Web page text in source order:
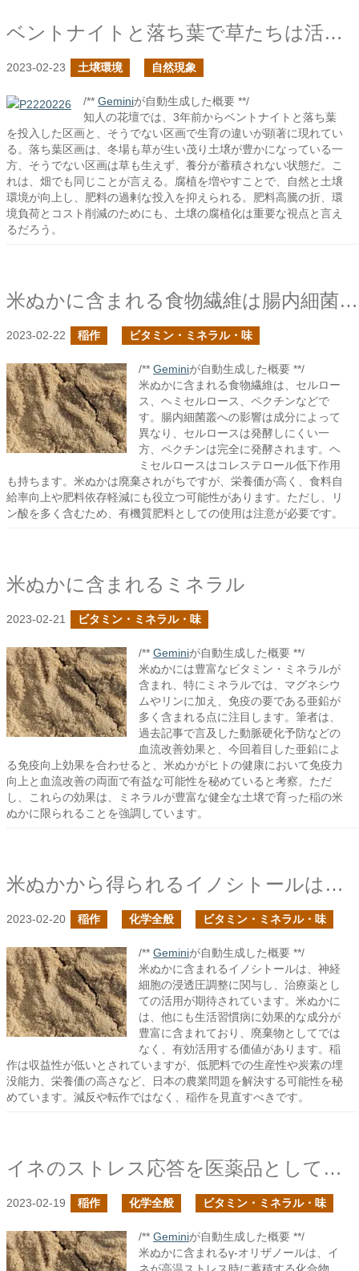
ベントナイトと落ち葉で草たちは活気付いて、環境は更に変わる
2023-02-23 土壌環境 自然現象
/** Geminiが自動生成した概要 **/
知人の花壇では、3年前からベントナイトと落ち葉
を投入した区画と、そうでない区画で生育の違いが顕著に現れてい
る。落ち葉区画は、冬場も草が生い茂り土壌が豊かになっている一
方、そうでない区画は草も生えず、養分が蓄積されない状態だ。こ
れは、畑でも同じことが言える。腐植を増やすことで、自然と土壌
環境が向上し、肥料の過剰な投入を抑えられる。肥料高騰の折、環
境負荷とコスト削減のためにも、土壌の腐植化は重要な視点と言え
るだろう。
米ぬかに含まれる食物繊維は腸内細菌叢に対して有効か？
2023-02-22 稲作 ビタミン・ミネラル・味
/** Geminiが自動生成した概要 **/
米ぬかに含まれる食物繊維は、セルロー
ス、ヘミセルロース、ペクチンなどで
す。腸内細菌叢への影響は成分によって
異なり、セルロースは発酵しにくい一
方、ペクチンは完全に発酵されます。ヘ
ミセルロースはコレステロール低下作用
も持ちます。米ぬかは廃棄されがちですが、栄養価が高く、食料自
給率向上や肥料依存軽減にも役立つ可能性があります。ただし、リ
ン酸を多く含むため、有機質肥料としての使用は注意が必要です。
米ぬかに含まれるミネラル
2023-02-21 ビタミン・ミネラル・味
/** Geminiが自動生成した概要 **/
米ぬかには豊富なビタミン・ミネラルが
含まれ、特にミネラルでは、マグネシウ
ムやリンに加え、免疫の要である亜鉛が
多く含まれる点に注目します。筆者は、
過去記事で言及した動脈硬化予防などの
血流改善効果と、今回着目した亜鉛によ
る免疫向上効果を合わせると、米ぬかがヒトの健康において免疫力
向上と血流改善の両面で有益な可能性を秘めていると考察。ただ
し、これらの効果は、ミネラルが豊富な健全な土壌で育った稲の米
ぬかに限られることを強調しています。
米ぬかから得られるイノシトールは神経に作用する
2023-02-20 稲作 化学全般 ビタミン・ミネラル・味
/** Geminiが自動生成した概要 **/
米ぬかに含まれるイノシトールは、神経
細胞の浸透圧調整に関与し、治療薬とし
ての活用が期待されています。米ぬかに
は、他にも生活習慣病に効果的な成分が
豊富に含まれており、廃棄物としてでは
なく、有効活用する価値があります。稲
作は収益性が低いとされていますが、低肥料での生産性や炭素の埋
没能力、栄養価の高さなど、日本の農業問題を解決する可能性を秘
めています。減反や転作ではなく、稲作を見直すべきです。
イネのストレス応答を医薬品として活用
2023-02-19 稲作 化学全般 ビタミン・ミネラル・味
/** Geminiが自動生成した概要 **/
米ぬかに含まれるγ-オリザノールは、イ